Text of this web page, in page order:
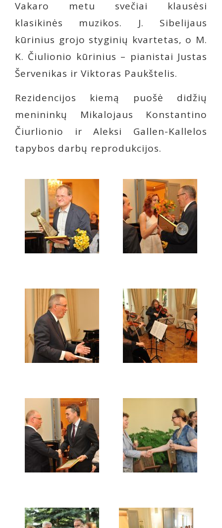
Vakaro metu svečiai klausėsi
klasikinės muzikos. J. Sibelijaus
kūrinius grojo styginių kvartetas, o M.
K. Čiulionio kūrinius – pianistai Justas
Šervenikas ir Viktoras Paukštelis.
Rezidencijos kiemą puošė didžių
menininkų Mikalojaus Konstantino
Čiurlionio ir Aleksi Gallen-Kallelos
tapybos darbų reprodukcijos.